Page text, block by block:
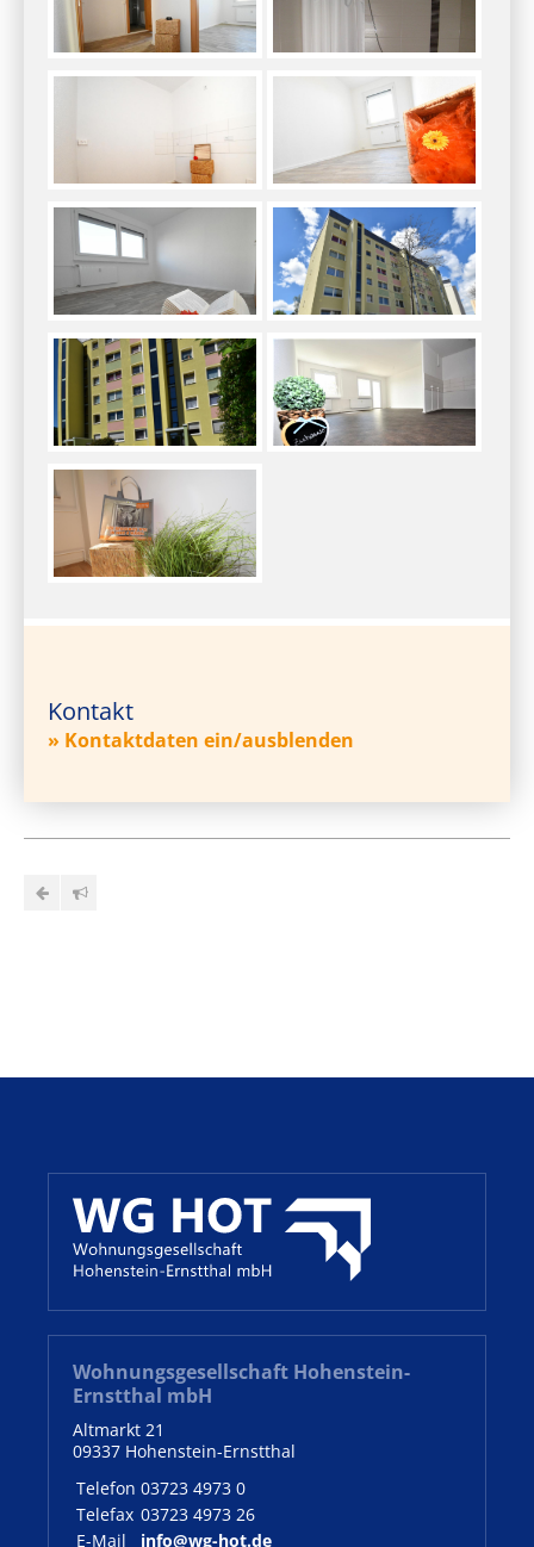
Kontakt
» Kontaktdaten ein/ausblenden
Wohnungsgesellschaft Hohenstein-
Ernstthal mbH
Altmarkt 21
09337 Hohenstein-Ernstthal
Telefon 03723 4973 0
Telefax 03723 4973 26
E-Mail
info@wg-hot.de